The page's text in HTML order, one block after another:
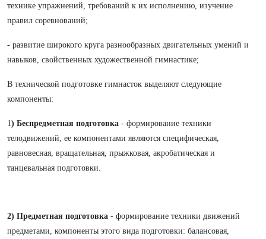
технике упражнений, требований к их исполнению, изучение
правил соревнований;
- развитие широкого круга разнообразных двигательных умений и
навыков, свойственных художественной гимнастике;
В технической подготовке гимнасток выделяют следующие
компоненты:
1) Беспредметная подготовка - формирование техники
телодвижений, ее компонентами являются специфическая,
равновесная, вращательная, прыжковая, акробатическая и
танцевальная подготовки.
2) Предметная подготовка - формирование техники движений
предметами, компоненты этого вида подготовки: балансовая,